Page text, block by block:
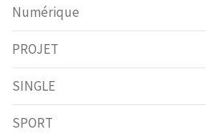
Numérique
PROJET
SINGLE
SPORT